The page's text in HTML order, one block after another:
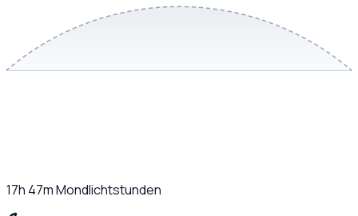
17h 47mMondlichtstunden